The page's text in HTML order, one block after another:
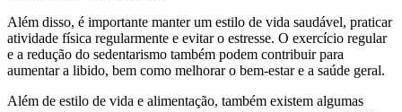
Além disso, é importante manter um estilo de vida saudável, praticar
atividade física regularmente e evitar o estresse. O exercício regular
e a redução do sedentarismo também podem contribuir para
aumentar a libido, bem como melhorar o bem-estar e a saúde geral.
Além de estilo de vida e alimentação, também existem algumas